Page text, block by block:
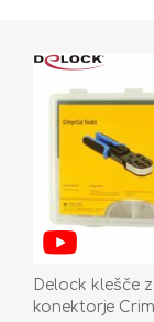
Delock klešče
konektorje